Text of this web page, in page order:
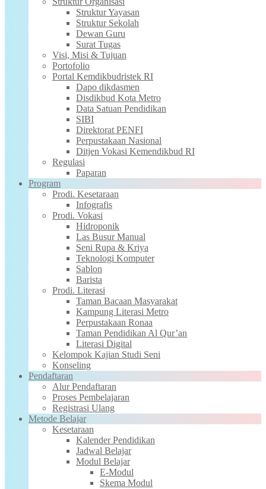
Struktur Yayasan
Struktur Sekolah
Dewan Guru
Surat Tugas
Visi, Misi & Tujuan
Portofolio
Portal Kemdikbudristek RI
Dapo dikdasmen
Disdikbud Kota Metro
Data Satuan Pendidikan
SIBI
Direktorat PENFI
Perpustakaan Nasional
Ditjen Vokasi Kemendikbud RI
Regulasi
Paparan
Program
Prodi. Kesetaraan
Infografis
Prodi. Vokasi
Hidroponik
Las Busur Manual
Seni Rupa & Kriya
Teknologi Komputer
Sablon
Barista
Prodi. Literasi
Taman Bacaan Masyarakat
Kampung Literasi Metro
Perpustakaan Ronaa
Taman Pendidikan Al Qur’an
Literasi Digital
Kelompok Kajian Studi Seni
Konseling
Pendaftaran
Alur Pendaftaran
Proses Pembelajaran
Registrasi Ulang
Metode Belajar
Kesetaraan
Kalender Pendidikan
Jadwal Belajar
Modul Belajar
E-Modul
Skema Modul